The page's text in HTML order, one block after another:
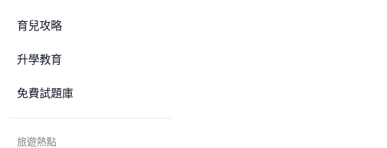
育兒攻略
升學教育
免費試題庫
旅遊熱點